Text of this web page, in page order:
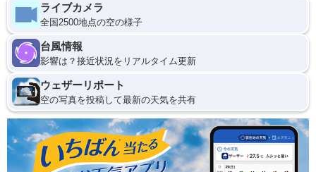
ライブカメラ
全国2500地点の空の様子
台風情報
影響は？接近状況をリアルタイム更新
ウェザーリポート
空の写真を投稿して最新の天気を共有